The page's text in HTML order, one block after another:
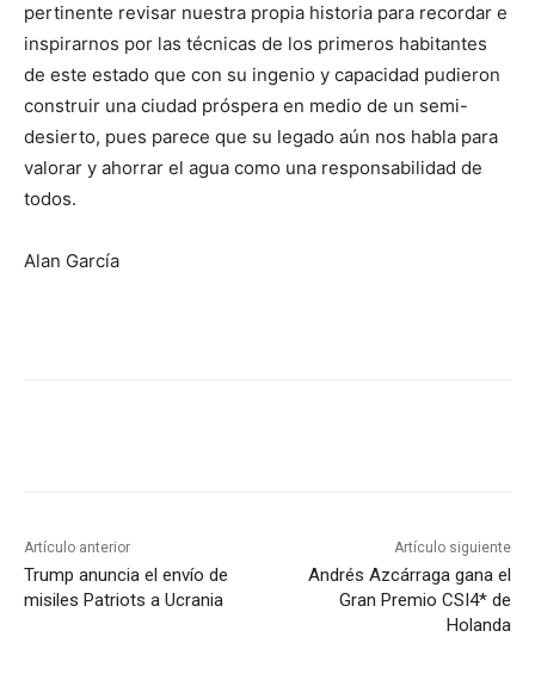
pertinente revisar nuestra propia historia para recordar e
inspirarnos por las técnicas de los primeros habitantes
de este estado que con su ingenio y capacidad pudieron
construir una ciudad próspera en medio de un semi-
desierto, pues parece que su legado aún nos habla para
valorar y ahorrar el agua como una responsabilidad de
todos.
Alan García
Artículo anterior
Trump anuncia el envío de
misiles Patriots a Ucrania
Artículo siguiente
Andrés Azcárraga gana el
Gran Premio CSI4* de
Holanda